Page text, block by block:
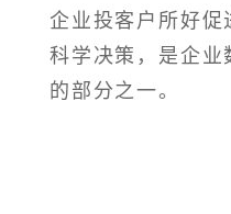
企业投客户所好促
科学决策，是企业
的部分之一。